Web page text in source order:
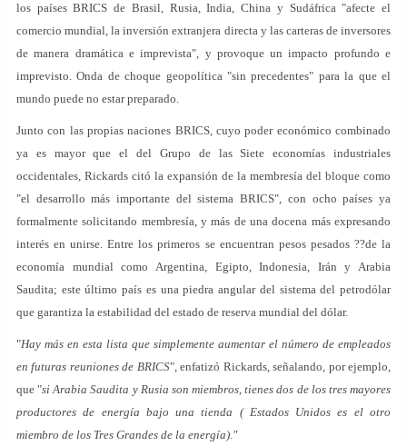
los países BRICS de Brasil, Rusia, India, China y Sudáfrica "afecte el
comercio mundial, la inversión extranjera directa y las carteras de inversores
de manera dramática e imprevista", y provoque un impacto profundo e
imprevisto. Onda de choque geopolítica "sin precedentes" para la que el
mundo puede no estar preparado.
Junto con las propias naciones BRICS, cuyo poder económico combinado
ya es mayor que el del Grupo de las Siete economías industriales
occidentales, Rickards citó la expansión de la membresía del bloque como
"el desarrollo más importante del sistema BRICS", con ocho países ya
formalmente solicitando membresía, y más de una docena más expresando
interés en unirse. Entre los primeros se encuentran pesos pesados ??de la
economía mundial como Argentina, Egipto, Indonesia, Irán y Arabia
Saudita; este último país es una piedra angular del sistema del petrodólar
que garantiza la estabilidad del estado de reserva mundial del dólar.
"Hay más en esta lista que simplemente aumentar el número de empleados
en futuras reuniones de BRICS", enfatizó Rickards, señalando, por ejemplo,
que "si Arabia Saudita y Rusia son miembros, tienes dos de los tres mayores
productores de energía bajo una tienda ( Estados Unidos es el otro
miembro de los Tres Grandes de la energía)."